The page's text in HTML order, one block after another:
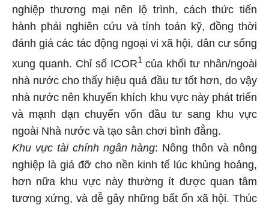
nghiệp thương mại nên lộ trình, cách thức tiến
hành phải nghiên cứu và tính toán kỹ, đồng thời
đánh giá các tác động ngoại vi xã hội, dân cư sống
xung quanh. Chỉ số ICOR1của khối tư nhân/ngoài
nhà nước cho thấy hiệu quả đầu tư tốt hơn, do vậy
nhà nước nên khuyến khích khu vực này phát triển
và mạnh dạn chuyển vốn đầu tư sang khu vực
ngoài Nhà nước và tạo sân chơi bình đẳng.
Khu vực tài chính ngân hàng: Nông thôn và nông
nghiệp là giá đỡ cho nền kinh tế lúc khủng hoảng,
hơn nữa khu vực này thường ít được quan tâm
tương xứng, và dễ gây những bất ổn xã hội. Thúc